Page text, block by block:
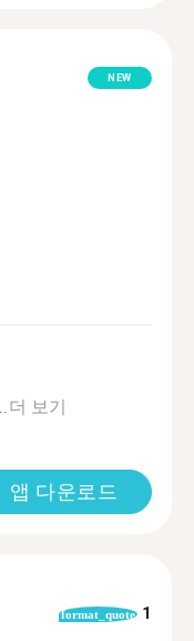
NEW
더 보기
앱 다운로드
format_quote 1